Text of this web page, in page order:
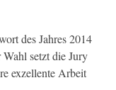
des Jahres 2014
set­zt die Jury
exzel­lente Arbeit